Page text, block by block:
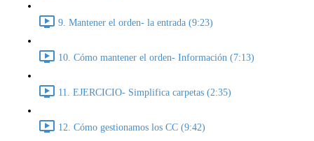
9. Mantener el orden- la entrada (9:23)
10. Cómo mantener el orden- Información (7:13)
11. EJERCICIO- Simplifica carpetas (2:35)
12. Cómo gestionamos los CC (9:42)